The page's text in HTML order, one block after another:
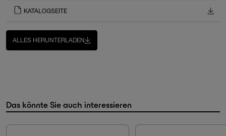
KATALOGSEITE
ALLES HERUNTERLADEN
Das könnte Sie auch interessieren